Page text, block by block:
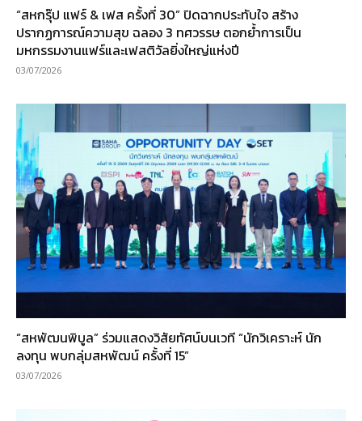
“สหกรุ๊ป แฟร์ & เฟส ครั้งที่ 30” ปิดฉากประทับใจ สร้าง
ปรากฏการณ์ความสุข ฉลอง 3 ทศวรรษ ตอกย้ำการเป็น
มหกรรมงานแฟร์และเฟสติวัลยิ่งใหญ่แห่งปี
03/07/2026
“สหพัฒนพิบูล” ร่วมแสดงวิสัยทัศน์บนเวที “นักวิเคราะห์ นัก
ลงทุน พบกลุ่มสหพัฒน์ ครั้งที่ 15”
03/07/2026